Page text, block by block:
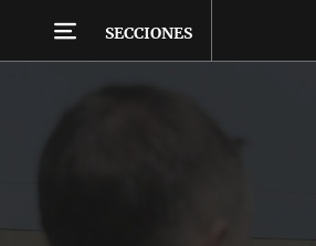
SECCIONES